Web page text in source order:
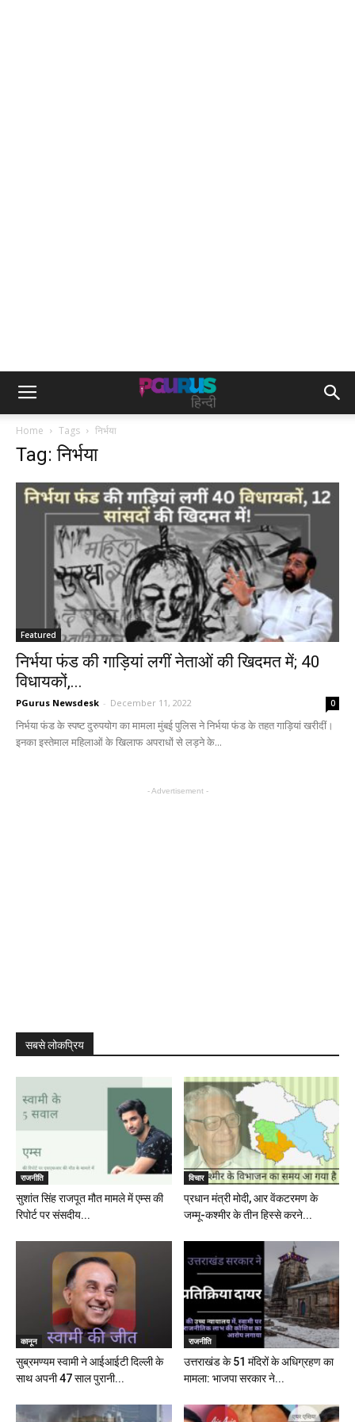
Home Tags निर्भया
Tag: निर्भया
Featured
निर्भया फंड की गाड़ियां लगीं नेताओं की खिदमत में; 40
विधायकों,...
PGurus Newsdesk - December 11, 2022 0
निर्भया फंड के स्पष्ट दुरुपयोग का मामला मुंबई पुलिस ने निर्भया फंड के तहत गाड़ियां खरीदीं।
इनका इस्तेमाल महिलाओं के खिलाफ अपराधों से लड़ने के...
- Advertisement -
सबसे लोकप्रिय
राजनीति
सुशांत सिंह राजपूत मौत मामले में एम्स की
रिपोर्ट पर संसदीय...
विचार
प्रधान मंत्री मोदी, आर वेंकटरमण के
जम्मू-कश्मीर के तीन हिस्से करने...
कानून
सुब्रमण्यम स्वामी ने आईआईटी दिल्ली के
साथ अपनी 47 साल पुरानी...
राजनीति
उत्तराखंड के 51 मंदिरों के अधिग्रहण का
मामला: भाजपा सरकार ने...